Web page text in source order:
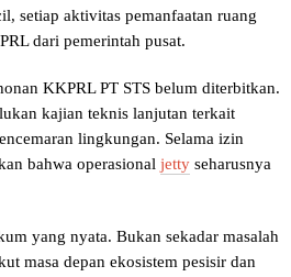
setiap aktivitas pemanfaatan ruang
dari pemerintah pusat.
KKPRL PT STS belum diterbitkan.
kajian teknis lanjutan terkait
lingkungan. Selama izin
bahwa operasional jetty seharusnya
yang nyata. Bukan sekadar masalah
masa depan ekosistem pesisir dan